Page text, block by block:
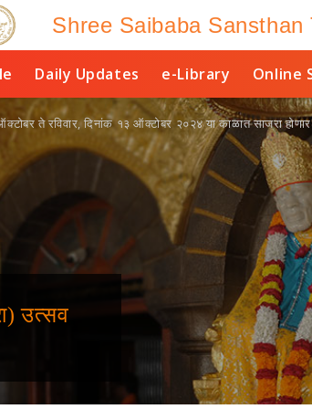
Shree Saibaba Sansthan
Daily Updates e-Library Online
ते रविवार, दिनांक १३ ऑक्‍टोबर २०२४ या काळात साजरा होणार
उत्‍सव